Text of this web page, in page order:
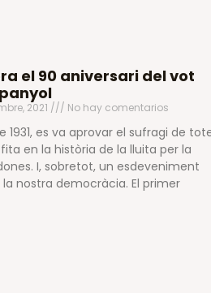
el 90 aniversari del vot
2021 No hay comentarios
1931, es va aprovar el sufragi de
en la història de la lluita per la
I, sobretot, un esdeveniment
nostra democràcia. El primer